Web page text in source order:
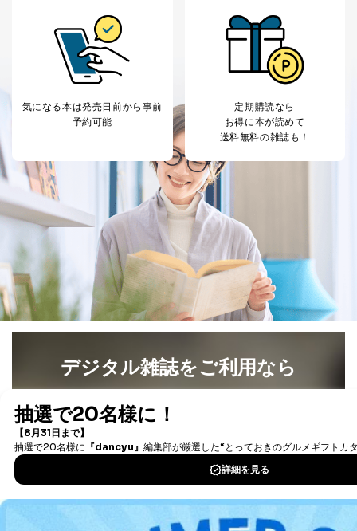
気になる本は発売日前から事前
予約可能
定期購読なら
お得に本が読めて
送料無料の雑誌も！
デジタル雑誌をご利用なら
書籍）が無料で読み放題！
DOWNLOAD FOR IOS
DOWNLOAD FOR ANDROID